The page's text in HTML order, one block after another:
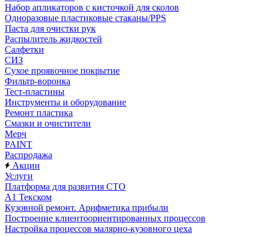
Набор апликаторов с кисточкой для сколов
Одноразовые пластиковые стаканы/PPS
Паста для очистки рук
Распылитель жидкостей
Салфетки
СИЗ
Сухое проявочное покрытие
Фильтр-воронка
Тест-пластины
Инструменты и оборудование
Ремонт пластика
Смазки и очистители
Мерч
PAINT
Распродажа
Акции
Услуги
Платформа для развития СТО
А1 Текском
Кузовной ремонт. Арифметика прибыли
Построение клиентоориентированных процессов
Настройка процессов малярно-кузовного цеха